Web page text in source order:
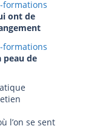
ont de
peau de
l’on se sent